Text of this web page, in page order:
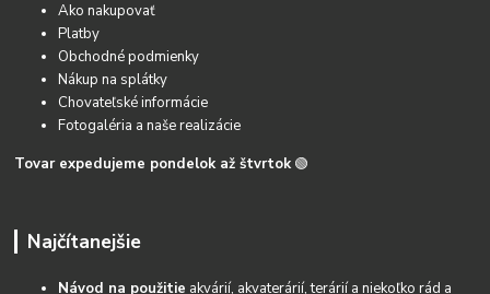
Ako nakupovať
Platby
Obchodné podmienky
Nákup na splátky
Chovateľské informácie
Fotogaléria a naše realizácie
Tovar expedujeme pondelok až štvrtok 🟢
Najčítanejšie
Návod na použitie akvárií, akvaterárií, terárií a niekoľko rád a